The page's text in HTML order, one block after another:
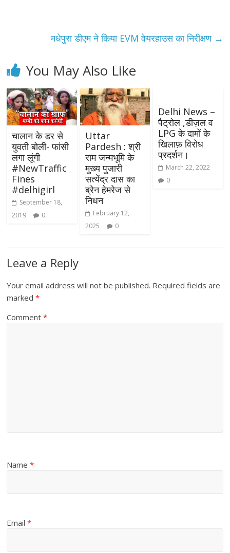
मधेपुरा डीएम ने किया EVM वेयरहाउस का निरीक्षण →
You May Also Like
चालान के डर से
युवती बोली- फांसी
लगा लूंगी
#NewTraffic
Fines
#delhigirl
September 18,
2019
0
Uttar
Pardesh : श्री
राम जन्मभूमि के
मुख्य पुजारी
सत्येंद्र दास का
ब्रेन हेमरेज से
निधन
February 12,
2025
0
Delhi News –
पैट्रोल ,डीज़ल व
LPG के दामों के
खिलाफ़ विरोध
प्रदर्शन।
March 22, 2022
0
Leave a Reply
Your email address will not be published. Required fields are
marked*
Comment*
Name*
Email*